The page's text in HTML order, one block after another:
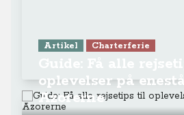
Artikel Charterferie
oplevelser på
Azorerne